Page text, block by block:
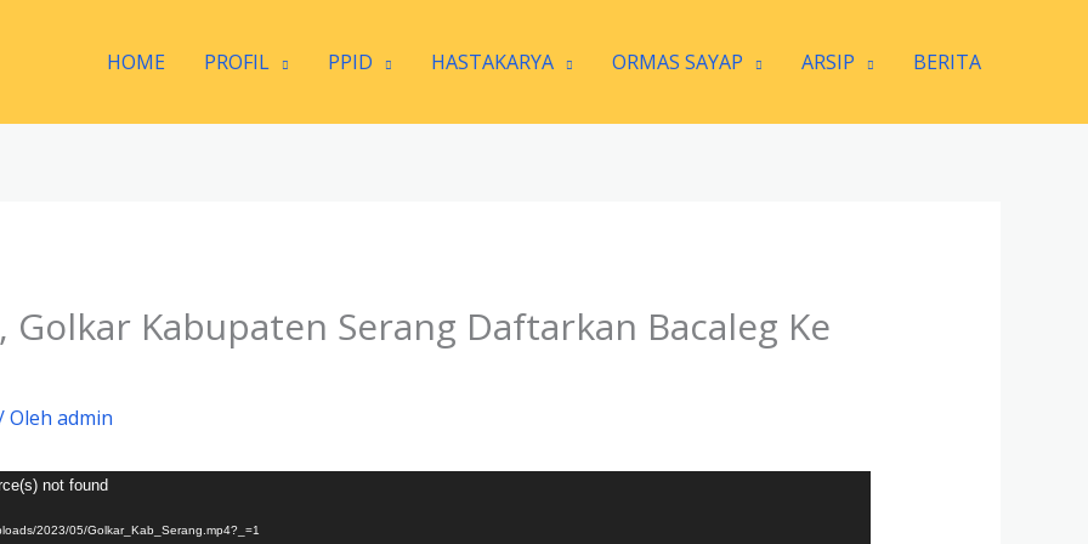
HOME PROFIL PPID HASTAKARYA ORMAS SAYAP ARSIP BERITA
Golkar Kabupaten Serang Daftarkan Bacaleg Ke
Oleh admin
not found
2023/05/Golkar_Kab_Serang.mp4?_=1